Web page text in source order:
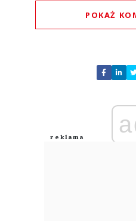
POKAŻ
Nie
Zostaw